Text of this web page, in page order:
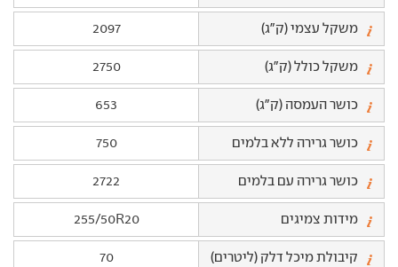
משקל עצמי (ק"ג) 2097
משקל כולל (ק"ג) 2750
כושר העמסה (ק"ג) 653
כושר גרירה ללא בלמים 750
כושר גרירה עם בלמים 2722
מידות צמיגים 255/50R20
קיבולת מיכל דלק (ליטרים) 70